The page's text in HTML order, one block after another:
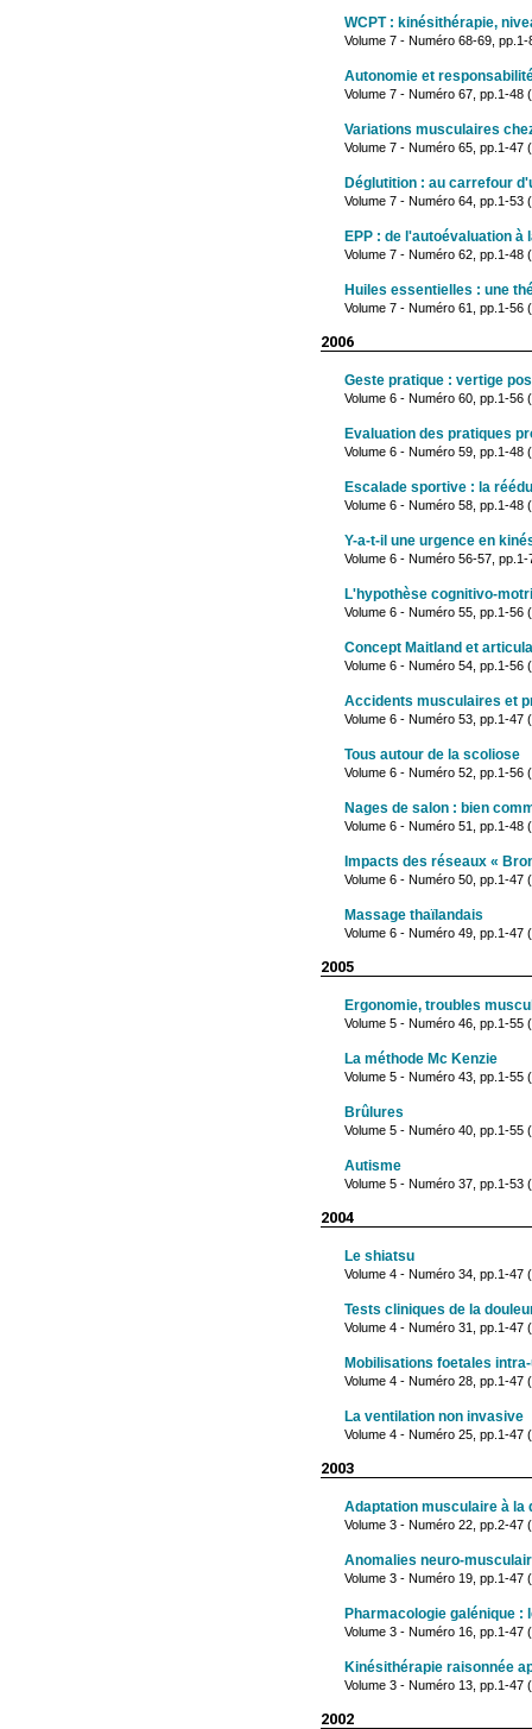
WCPT : kinésithérapie,
Volume 7 - Numéro 68-69,
Autonomie et
Volume 7 - Numéro 67, pp.1-48
Variations musculaires
Volume 7 - Numéro 65, pp.1-47
Déglutition : au carrefour
Volume 7 - Numéro 64, pp.1-53
EPP : de l'autoévaluation
Volume 7 - Numéro 62, pp.1-48
Huiles essentielles : une
Volume 7 - Numéro 61, pp.1-56
2006
Geste pratique : vertige
Volume 6 - Numéro 60, pp.1-56
Evaluation des pratiques
Volume 6 - Numéro 59, pp.1-48
Escalade sportive : la
Volume 6 - Numéro 58, pp.1-48
Y-a-t-il une urgence en
Volume 6 - Numéro 56-57,
L'hypothèse cognitivo-
Volume 6 - Numéro 55, pp.1-56
Concept Maitland et
Volume 6 - Numéro 54, pp.1-56
Accidents musculaires et
Volume 6 - Numéro 53, pp.1-47
Tous autour de la scoliose
Volume 6 - Numéro 52, pp.1-56
Nages de salon : bien
Volume 6 - Numéro 51, pp.1-48
Impacts des réseaux «
Volume 6 - Numéro 50, pp.1-47
Massage thaïlandais
Volume 6 - Numéro 49, pp.1-47
2005
Ergonomie, troubles
Volume 5 - Numéro 46, pp.1-55
La méthode Mc Kenzie
Volume 5 - Numéro 43, pp.1-55
Brûlures
Volume 5 - Numéro 40, pp.1-55
Autisme
Volume 5 - Numéro 37, pp.1-53
2004
Le shiatsu
Volume 4 - Numéro 34, pp.1-47
Tests cliniques de la
Volume 4 - Numéro 31, pp.1-47
Mobilisations foetales
Volume 4 - Numéro 28, pp.1-47
La ventilation non invasive
Volume 4 - Numéro 25, pp.1-47
2003
Adaptation musculaire à la
Volume 3 - Numéro 22, pp.2-47
Anomalies neuro-
Volume 3 - Numéro 19, pp.1-47
Pharmacologie galénique
Volume 3 - Numéro 16, pp.1-47
Kinésithérapie raisonnée
Volume 3 - Numéro 13, pp.1-47
2002